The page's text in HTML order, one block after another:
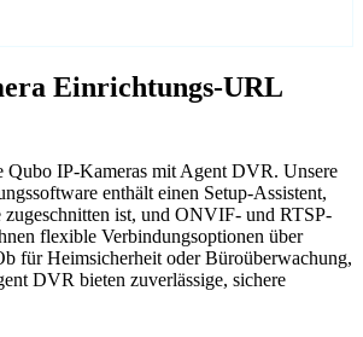
Einrichtungs-URL
Qubo IP-Kameras mit Agent DVR. Unsere
enthält einen Setup-Assistent,
ist, und ONVIF- und RTSP-
flexible Verbindungsoptionen über
für Heimsicherheit oder Büroüberwachung,
DVR bieten zuverlässige, sichere